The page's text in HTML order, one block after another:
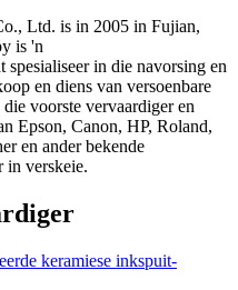
Ltd. is in 2005 in Fujian,
is 'n
spesialiseer in die navorsing en
en diens van versoenbare
voorste vervaardiger en
Epson, Canon, HP, Roland,
en ander bekende
in verskeie.